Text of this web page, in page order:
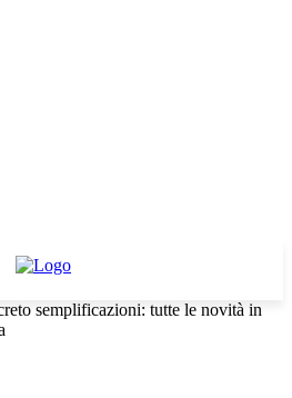
semplificazioni: tutte le novità in